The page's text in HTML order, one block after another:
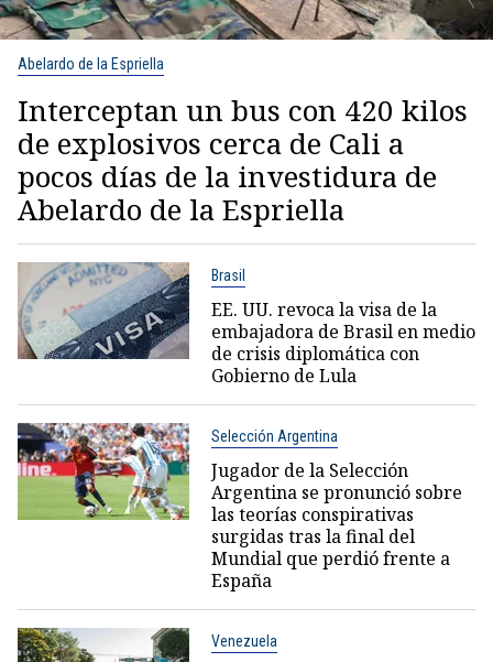
Abelardo de la Espriella
Interceptan un bus con 420 kilos
de explosivos cerca de Cali a
pocos días de la investidura de
Abelardo de la Espriella
Brasil
EE. UU. revoca la visa de la
embajadora de Brasil en medio
de crisis diplomática con
Gobierno de Lula
Selección Argentina
Jugador de la Selección
Argentina se pronunció sobre
las teorías conspirativas
surgidas tras la final del
Mundial que perdió frente a
España
Venezuela